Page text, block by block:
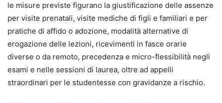
le misure previste figurano la giustificazione delle assenze
per visite prenatali, visite mediche di figli e familiari e per
pratiche di affido o adozione, modalità alternative di
erogazione delle lezioni, ricevimenti in fasce orarie
diverse o da remoto, precedenza e micro-flessibilità negli
esami e nelle sessioni di laurea, oltre ad appelli
straordinari per le studentesse con gravidanze a rischio.